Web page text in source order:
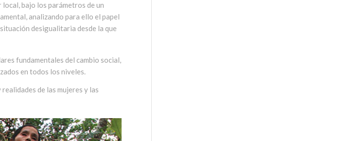
bajo los parámetros de un
analizando para ello el papel
desigualitaria desde la que
fundamentales del cambio social,
en todos los niveles.
de las mujeres y las